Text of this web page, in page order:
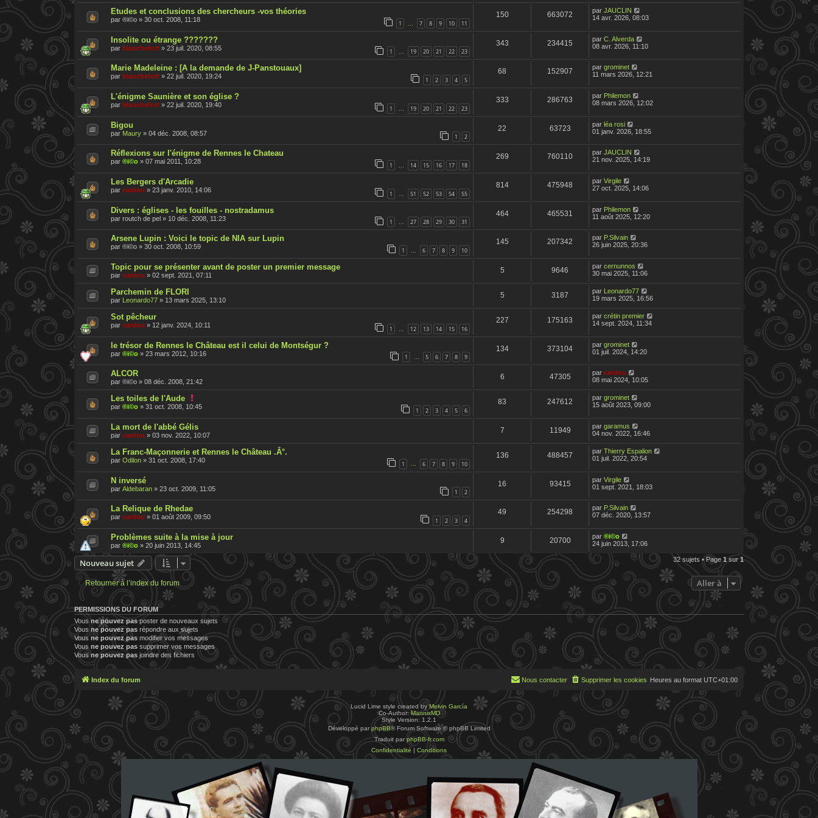
Etudes et conclusions des chercheurs -vos théories
par ®i©o » 30 oct. 2008, 11:18 1 7 8 9 10 11
150 663072 par JAUCLIN
14 avr. 2026, 08:03
Insolite ou étrange ???????
par blanchefort » 23 juil. 2020, 08:55 1 … 19 20 21 22 23
343 234415 par C. Alverda
08 avr. 2026, 11:10
Marie Madeleine : [A la demande de J-Panstouaux]
par blanchefort » 22 juil. 2020, 19:24 1 2 3 4 5
68 152907 par grominet
11 mars 2026, 12:21
L'énigme Saunière et son église ?
par blanchefort » 22 juil. 2020, 19:40 1 19 20 21 22 23
333 286763 par Philemon
08 mars 2026, 12:02
Bigou
par Maury » 04 déc. 2008, 08:57 1 2
22 63723 par léa rosi
01 janv. 2026, 18:55
Réflexions sur l'énigme de Rennes le Chateau
par ®i©o » 07 mai 2011, 10:28 1 … 14 15 16 17 18
269 760110 par JAUCLIN
21 nov. 2025, 14:19
Les Bergers d'Arcadie
par cardou » 23 janv. 2010, 14:06 1 51 52 53 54 55
814 475948 par Virgile
27 oct. 2025, 14:06
Divers : églises - les fouilles - nostradamus
par routch de pel » 10 déc. 2008, 11:23 1 … 27 28 29 30 31
464 465531 par Philemon
11 août 2025, 12:20
Arsene Lupin : Voici le topic de NIA sur Lupin
par ®i©o » 30 oct. 2008, 10:59 1 6 7 8 9 10
145 207342 par P.Silvain
26 juin 2025, 20:36
Topic pour se présenter avant de poster un premier message
par cardou » 02 sept. 2021, 07:11
5 9646 par cernunnos
30 mai 2025, 11:06
Parchemin de FLORI
par Leonardo77 » 13 mars 2025, 13:10
5 3187 par Leonardo77
19 mars 2025, 16:56
Sot pêcheur
par cardou » 12 janv. 2024, 10:11 1 12 13 14 15 16
227 175163 par crétin premier
14 sept. 2024, 11:34
le trésor de Rennes le Château est il celui de Montségur ?
par ®i©o » 23 mars 2012, 10:16 1 … 5 6 7 8 9
134 373104 par grominet
01 juil. 2024, 14:20
ALCOR
par ®i©o » 08 déc. 2008, 21:42
6 47305 par cardou
08 mai 2024, 10:05
Les toiles de l'Aude
e
j
e
a
é
t
p
r
t
par ®i©o » 31 oct. 2008, 10:45 1 2 3 4 5 6
83 247612 par grominet
15 août 2023, 09:00
La mort de l'abbé Gélis
par cardou » 03 nov. 2022, 10:07
7 11949 par garamus
04 nov. 2022, 16:46
La Franc-Maçonnerie et Rennes le Château .Â°.
par Odilon » 31 oct. 2008, 17:40 1 … 6 7 8 9 10
136 488457 par Thierry Espalion
01 juil. 2022, 20:54
N inversé
par Aldebaran » 23 oct. 2009, 11:05 1 2
16 93415 par Virgile
01 sept. 2021, 18:03
La Relique de Rhedae
par cardou » 01 août 2009, 09:50 1 2 3 4
49 254298 par P.Silvain
07 déc. 2020, 13:57
Problèmes suite à la mise à jour
par ®i©o » 20 juin 2013, 14:45
9 20700 par ®i©o
24 juin 2013, 17:06
Nouveau sujet 32 sujets • Page 1sur1
Retourner à l’index du forum Aller à
PERMISSIONS DU FORUM
Vousne pouvez pasposter de nouveaux sujets
Vous ne pouvez pas répondre aux sujets
Vousne pouvez pas modifier vos messages
Vous ne pouvez pas supprimer vos messages
Vousne pouvez pas joindre des fichiers
Index du forum Heures au format UTC+01:00
Supprimer les cookies
Nous contacter
Lucid Lime style created byMelvin García
Co-Author:MannixMD
Style Version: 1.2.1
Développé par phpBB® Forum Software © phpBB Limited
Traduit par phpBB-fr.com
Confidentialité | Conditions